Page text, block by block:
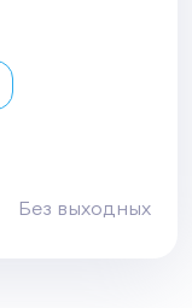
Без выходных